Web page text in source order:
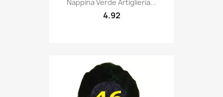
Nappina Verde Artiglieria...
4.92